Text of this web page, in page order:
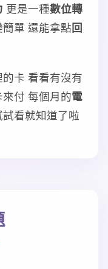
更是一種數位轉
單 還能拿點回
卡 看看有沒有
付 每個月的電
看就知道了啦